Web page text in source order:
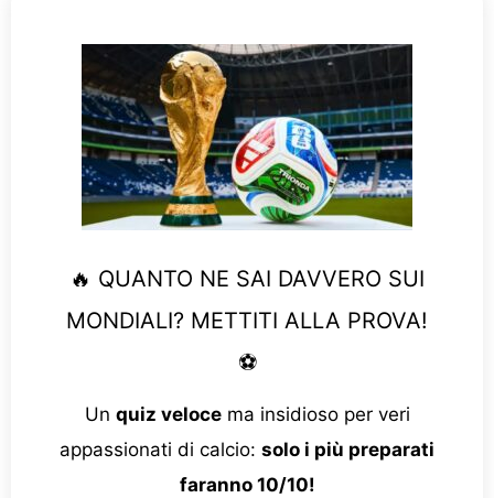
🔥 QUANTO NE SAI DAVVERO SUI
MONDIALI? METTITI ALLA PROVA!
⚽
Un quiz velocema insidioso per veri
appassionati di calcio: solo i più preparati
faranno 10/10!